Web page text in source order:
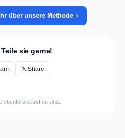
über unsere Methode
sie gerne!
𝕏 Share
ebenfalls betroffen sind.